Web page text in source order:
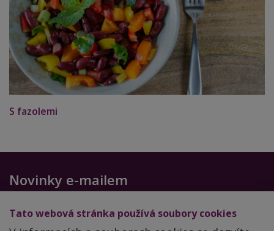
S fazolemi
Novinky e-mailem
Chcete-li dostávat další zdravé recepty a cenné rady,
Tato webová stránka používá soubory cookies